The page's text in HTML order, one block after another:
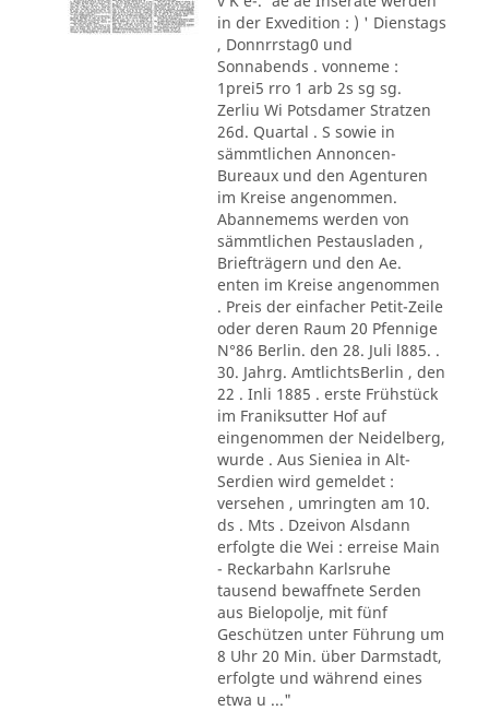
in der Exvedition : ) ' Dienstags
, Donnrrstag0 und
Sonnabends . vonneme :
1prei5 rro 1 arb 2s sg sg.
Zerliu Wi Potsdamer Stratzen
26d. Quartal . S sowie in
sämmtlichen Annoncen-
Bureaux und den Agenturen
im Kreise angenommen.
Abannemems werden von
sämmtlichen Pestausladen ,
Briefträgern und den Ae.
enten im Kreise angenommen
. Preis der einfacher Petit-Zeile
oder deren Raum 20 Pfennige
N°86 Berlin. den 28. Juli l885. .
30. Jahrg. AmtlichtsBerlin , den
22 . Inli 1885 . erste Frühstück
im Franiksutter Hof auf
eingenommen der Neidelberg,
wurde . Aus Sieniea in Alt-
Serdien wird gemeldet :
versehen , umringten am 10.
ds . Mts . Dzeivon Alsdann
erfolgte die Wei : erreise Main
- Reckarbahn Karlsruhe
tausend bewaffnete Serden
aus Bielopolje, mit fünf
Geschützen unter Führung um
8 Uhr 20 Min. über Darmstadt,
erfolgte und während eines
etwa u ..."